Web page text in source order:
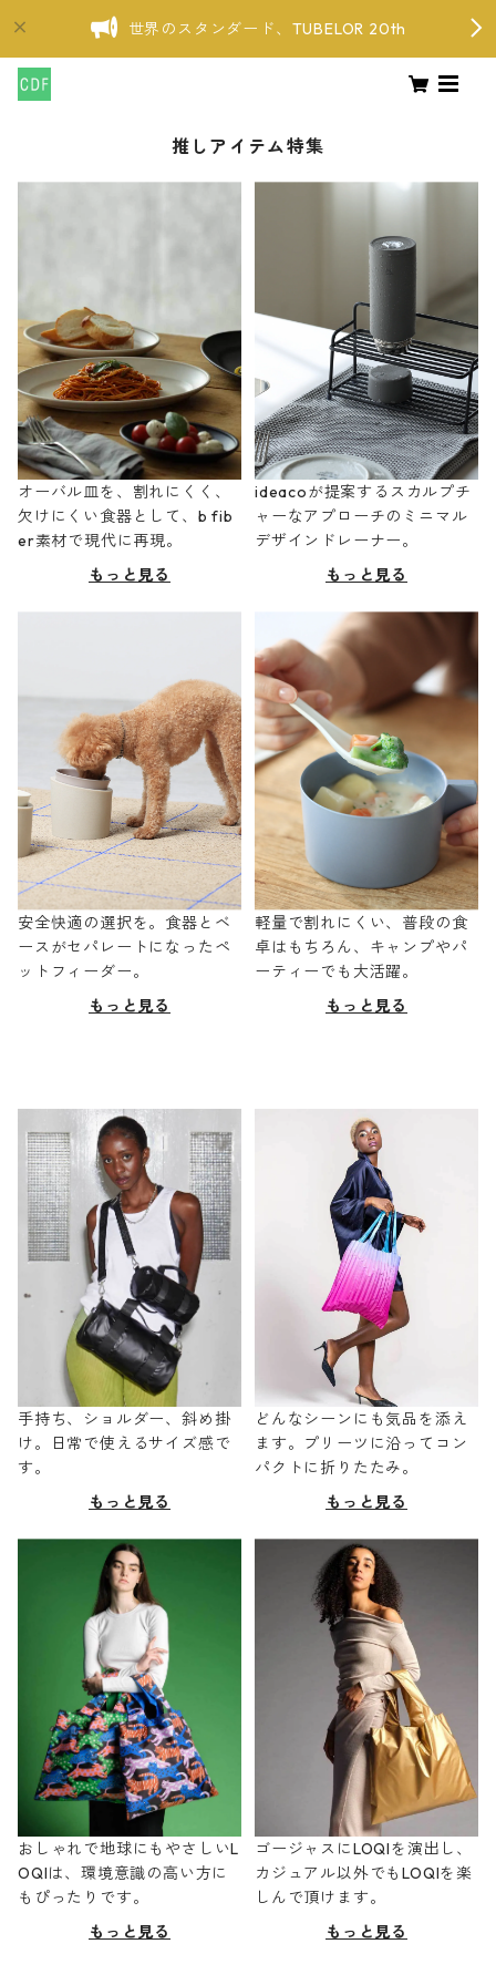
世界のスタンダード、TUBELOR 20th
推しアイテム特集
オーバル皿を、割れにくく、
欠けにくい食器として、b fib
er素材で現代に再現。
もっと見る
ideacoが提案するスカルプチ
ャーなアプローチのミニマル
デザインドレーナー。
もっと見る
安全快適の選択を。食器とベ
ースがセパレートになったペ
ットフィーダー。
もっと見る
軽量で割れにくい、普段の食
卓はもちろん、キャンプやパ
ーティーでも大活躍。
もっと見る
手持ち、ショルダー、斜め掛
け。日常で使えるサイズ感で
す。
もっと見る
どんなシーンにも気品を添え
ます。プリーツに沿ってコン
パクトに折りたたみ。
もっと見る
おしゃれで地球にもやさしいL
OQIは、環境意識の高い方に
もぴったりです。
もっと見る
ゴージャスにLOQIを演出し、
カジュアル以外でもLOQIを楽
しんで頂けます。
もっと見る